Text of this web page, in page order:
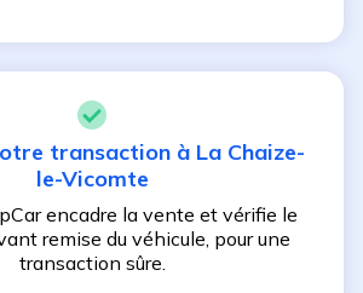
transaction à La Chaize-
le-Vicomte
encadre la vente et vérifie le
remise du véhicule, pour une
transaction sûre.